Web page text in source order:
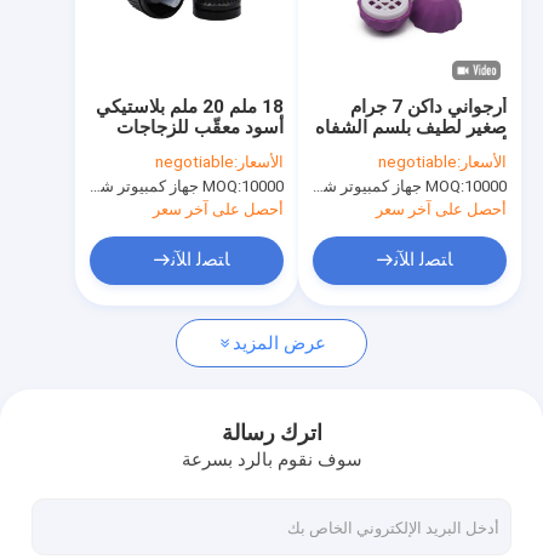
حولنا
ضبط الجودة
اتصل بنا
أخبار
زجاجة اختبار العطور
زجاجة زيت عطري
18 ملم 20 ملم بلاستيكي
أسود معقّب للزجاجات
الأسعار:negotiable
MOQ:10000 جهاز كمبيوتر شخصى
أحصل على آخر سعر
ﺎﺘﺼﻟ ﺍﻶﻧ
أرجواني داكن 7 جرام
صغير لطيف بلسم الشفاه
أنبوب صغير موك حاوية
مستحضرات التجميل
أنبوب
الأسعار:negotiable
MOQ:10000 جهاز كمبيوتر شخصى
أحصل على آخر سعر
ﺎﺘﺼﻟ ﺍﻶﻧ
عرض المزيد
اترك رسالة
سوف نقوم بالرد بسرعة